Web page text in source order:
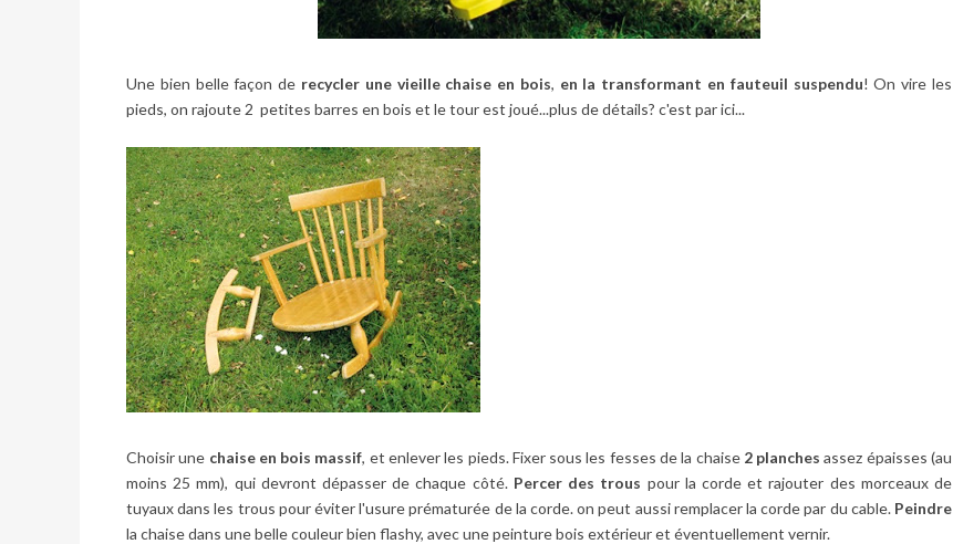
Une bien belle façon de recycler une vieille chaise en bois, en la transformant en fauteuil suspendu! On vire les
pieds, on rajoute 2 petites barres en bois et le tour est joué...plus de détails? c'est par ici...
Choisir une chaise en bois massif, et enlever les pieds. Fixer sous les fesses de la chaise 2 planches assez épaisses (au
moins 25 mm), qui devront dépasser de chaque côté. Percer des trous pour la corde et rajouter des morceaux de
tuyaux dans les trous pour éviter l'usure prématurée de la corde. on peut aussi remplacer la corde par du cable. Peindre
la chaise dans une belle couleur bien flashy, avec une peinture bois extérieur et éventuellement vernir.